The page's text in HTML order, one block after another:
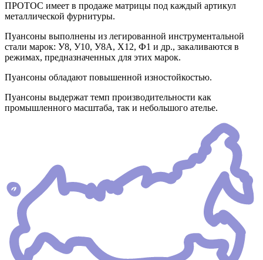
ПРОТОС имеет в продаже матрицы под каждый артикул
металлической фурнитуры.
Пуансоны выполнены из легированной инструментальной
стали марок: У8, У10, У8А, Х12, Ф1 и др., закаливаются в
режимах, предназначенных для этих марок.
Пуансоны обладают повышенной изностойкостью.
Пуансоны выдержат темп производительности как
промышленного масштаба, так и небольшого ателье.